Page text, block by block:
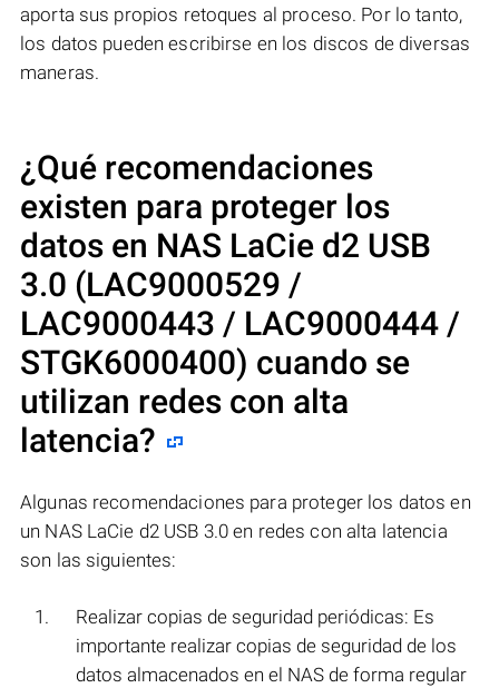
aporta sus propios retoques al proceso. Por lo tanto,
los datos pueden escribirse en los discos de diversas
maneras.
¿Qué recomendaciones
existen para proteger los
datos en NAS LaCie d2 USB
3.0 (LAC9000529 /
LAC9000443 / LAC9000444 /
STGK6000400) cuando se
utilizan redes con alta
latencia?
Algunas recomendaciones para proteger los datos en
un NAS LaCie d2 USB 3.0 en redes con alta latencia
son las siguientes:
Realizar copias de seguridad periódicas: Es
importante realizar copias de seguridad de los
datos almacenados en el NAS de forma regular